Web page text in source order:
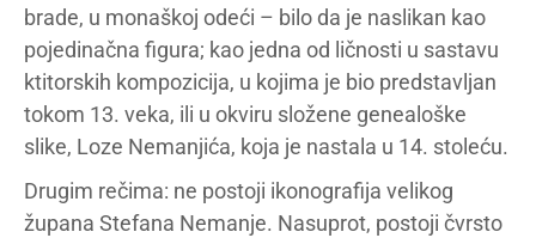
brade, u monaškoj odeći – bilo da je naslikan kao
pojedinačna figura; kao jedna od ličnosti u sastavu
ktitorskih kompozicija, u kojima je bio predstavljan
tokom 13. veka, ili u okviru složene genealoške
slike, Loze Nemanjića, koja je nastala u 14. stoleću.
Drugim rečima: ne postoji ikonografija velikog
župana Stefana Nemanje. Nasuprot, postoji čvrsto